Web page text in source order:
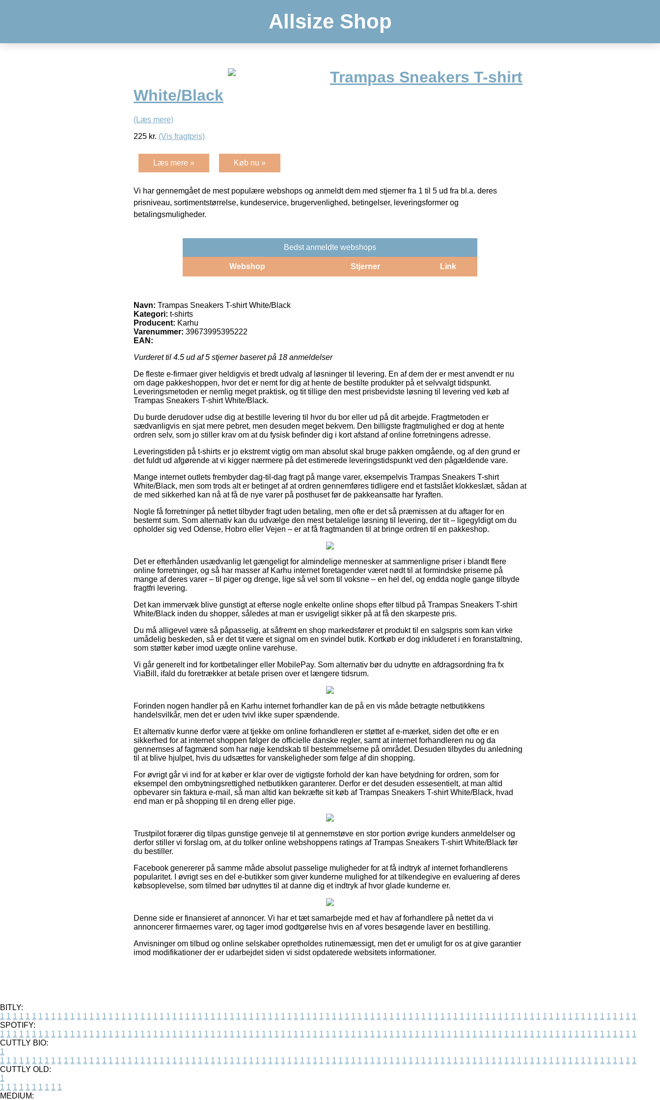
Allsize Shop
Trampas Sneakers T-shirt
White/Black
(Læs mere)
225 kr. (Vis fragtpris)
Læs mere » Køb nu »
Vi har gennemgået de mest populære webshops og anmeldt dem med stjerner fra 1 til 5 ud fra bl.a. deres
prisniveau, sortimentstørrelse, kundeservice, brugervenlighed, betingelser, leveringsformer og
betalingsmuligheder.
Bedst anmeldte webshops
Webshop Stjerner Link
Navn: Trampas Sneakers T-shirt White/Black
Kategori: t-shirts
Producent: Karhu
Varenummer: 39673995395222
EAN:
Vurderet til 4.5 ud af 5 stjerner baseret på 18 anmeldelser
De fleste e-firmaer giver heldigvis et bredt udvalg af løsninger til levering. En af dem der er mest anvendt er nu
om dage pakkeshoppen, hvor det er nemt for dig at hente de bestilte produkter på et selvvalgt tidspunkt.
Leveringsmetoden er nemlig meget praktisk, og tit tillige den mest prisbevidste løsning til levering ved køb af
Trampas Sneakers T-shirt White/Black.
Du burde derudover udse dig at bestille levering til hvor du bor eller ud på dit arbejde. Fragtmetoden er
sædvanligvis en sjat mere pebret, men desuden meget bekvem. Den billigste fragtmulighed er dog at hente
ordren selv, som jo stiller krav om at du fysisk befinder dig i kort afstand af online forretningens adresse.
Leveringstiden på t-shirts er jo ekstremt vigtig om man absolut skal bruge pakken omgående, og af den grund er
det fuldt ud afgørende at vi kigger nærmere på det estimerede leveringstidspunkt ved den pågældende vare.
Mange internet outlets frembyder dag-til-dag fragt på mange varer, eksempelvis Trampas Sneakers T-shirt
White/Black, men som trods alt er betinget af at ordren gennemføres tidligere end et fastslået klokkeslæt, sådan at
de med sikkerhed kan nå at få de nye varer på posthuset før de pakkeansatte har fyraften.
Nogle få forretninger på nettet tilbyder fragt uden betaling, men ofte er det så præmissen at du aftager for en
bestemt sum. Som alternativ kan du udvælge den mest betalelige løsning til levering, der tit – ligegyldigt om du
opholder sig ved Odense, Hobro eller Vejen – er at få fragtmanden til at bringe ordren til en pakkeshop.
Det er efterhånden usædvanlig let gængeligt for almindelige mennesker at sammenligne priser i blandt flere
online forretninger, og så har masser af Karhu internet foretagender været nødt til at formindske priserne på
mange af deres varer – til piger og drenge, lige så vel som til voksne – en hel del, og endda nogle gange tilbyde
fragtfri levering.
Det kan immervæk blive gunstigt at efterse nogle enkelte online shops efter tilbud på Trampas Sneakers T-shirt
White/Black inden du shopper, således at man er usvigeligt sikker på at få den skarpeste pris.
Du må alligevel være så påpasselig, at såfremt en shop markedsfører et produkt til en salgspris som kan virke
umådelig beskeden, så er det tit være et signal om en svindel butik. Kortkøb er dog inkluderet i en foranstaltning,
som støtter køber imod uægte online varehuse.
Vi går generelt ind for kortbetalinger eller MobilePay. Som alternativ bør du udnytte en afdragsordning fra fx
ViaBill, ifald du foretrækker at betale prisen over et længere tidsrum.
Forinden nogen handler på en Karhu internet forhandler kan de på en vis måde betragte netbutikkens
handelsvilkår, men det er uden tvivl ikke super spændende.
Et alternativ kunne derfor være at tjekke om online forhandleren er støttet af e-mærket, siden det ofte er en
sikkerhed for at internet shoppen følger de officielle danske regler, samt at internet forhandleren nu og da
gennemses af fagmænd som har nøje kendskab til bestemmelserne på området. Desuden tilbydes du anledning
til at blive hjulpet, hvis du udsættes for vanskeligheder som følge af din shopping.
For øvrigt går vi ind for at køber er klar over de vigtigste forhold der kan have betydning for ordren, som for
eksempel den ombytningsrettighed netbutikken garanterer. Derfor er det desuden essesentielt, at man altid
opbevarer sin faktura e-mail, så man altid kan bekræfte sit køb af Trampas Sneakers T-shirt White/Black, hvad
end man er på shopping til en dreng eller pige.
Trustpilot forærer dig tilpas gunstige genveje til at gennemstøve en stor portion øvrige kunders anmeldelser og
derfor stiller vi forslag om, at du tolker online webshoppens ratings af Trampas Sneakers T-shirt White/Black før
du bestiller.
Facebook genererer på samme måde absolut passelige muligheder for at få indtryk af internet forhandlerens
popularitet. I øvrigt ses en del e-butikker som giver kunderne mulighed for at tilkendegive en evaluering af deres
købsoplevelse, som tilmed bør udnyttes til at danne dig et indtryk af hvor glade kunderne er.
Denne side er finansieret af annoncer. Vi har et tæt samarbejde med et hav af forhandlere på nettet da vi
annoncerer firmaernes varer, og tager imod godtgørelse hvis en af vores besøgende laver en bestilling.
Anvisninger om tilbud og online selskaber opretholdes rutinemæssigt, men det er umuligt for os at give garantier
imod modifikationer der er udarbejdet siden vi sidst opdaterede websitets informationer.
BITLY:
1 1 1 1 1 1 1 1 1 1 1 1 1 1 1 1 1 1 1 1 1 1 1 1 1 1 1 1 1 1 1 1 1 1 1 1 1 1 1 1 1 1 1 1 1 1 1 1 1 1 1 1 1 1 1 1 1 1 1 1 1 1 1 1 1 1 1 1 1 1 1 1 1 1 1 1 1 1 1 1 1 1 1 1 1 1 1 1 1 1 1 1 1 1 1 1 1 1 1 1
SPOTIFY:
1 1 1 1 1 1 1 1 1 1 1 1 1 1 1 1 1 1 1 1 1 1 1 1 1 1 1 1 1 1 1 1 1 1 1 1 1 1 1 1 1 1 1 1 1 1 1 1 1 1 1 1 1 1 1 1 1 1 1 1 1 1 1 1 1 1 1 1 1 1 1 1 1 1 1 1 1 1 1 1 1 1 1 1 1 1 1 1 1 1 1 1 1 1 1 1 1 1 1 1
CUTTLY BIO:
1
1 1 1 1 1 1 1 1 1 1 1 1 1 1 1 1 1 1 1 1 1 1 1 1 1 1 1 1 1 1 1 1 1 1 1 1 1 1 1 1 1 1 1 1 1 1 1 1 1 1 1 1 1 1 1 1 1 1 1 1 1 1 1 1 1 1 1 1 1 1 1 1 1 1 1 1 1 1 1 1 1 1 1 1 1 1 1 1 1 1 1 1 1 1 1 1 1 1 1 1
CUTTLY OLD:
1
1 1 1 1 1 1 1 1 1 1
MEDIUM: